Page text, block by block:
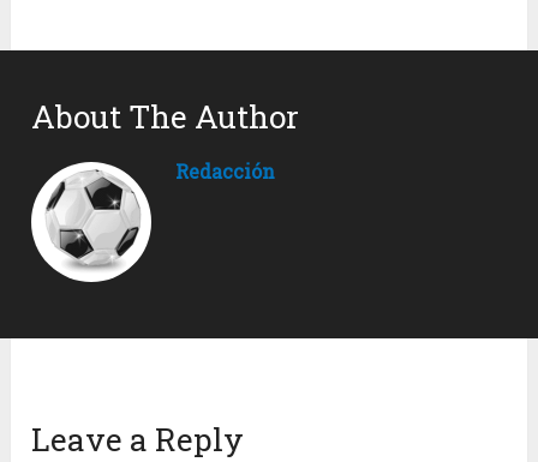
About The Author
Redacción
Leave a Reply